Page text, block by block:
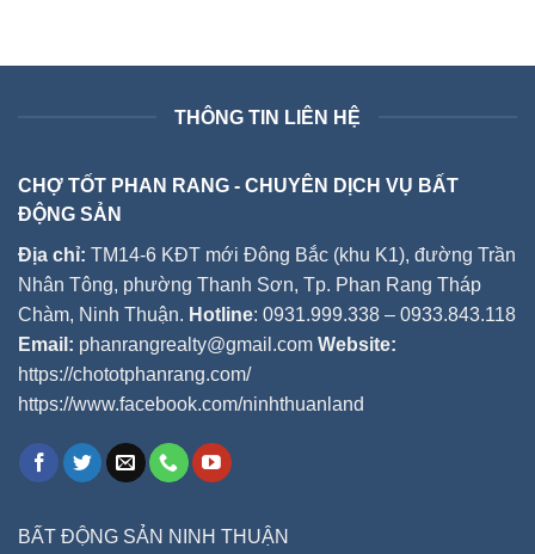
THÔNG TIN LIÊN HỆ
CHỢ TỐT PHAN RANG - CHUYÊN DỊCH VỤ BẤT
ĐỘNG SẢN
Địa chỉ: TM14-6 KĐT mới Đông Bắc (khu K1), đường Trần
Nhân Tông, phường Thanh Sơn, Tp. Phan Rang Tháp
Chàm, Ninh Thuận. Hotline: 0931.999.338 – 0933.843.118
Email: phanrangrealty@gmail.com Website:
https://chototphanrang.com/
https://www.facebook.com/ninhthuanland
BẤT ĐỘNG SẢN NINH THUẬN